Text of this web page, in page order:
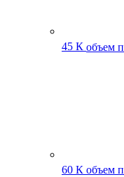
45 К объем
60 К объем